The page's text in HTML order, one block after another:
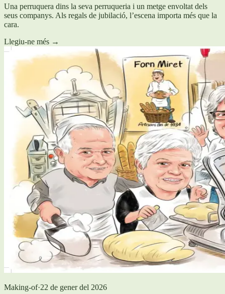
Una perruquera dins la seva perruqueria i un metge envoltat dels
seus companys. Als regals de jubilació, l’escena importa més que la
cara.
Llegiu-ne més →
Making-of·22 de gener del 2026